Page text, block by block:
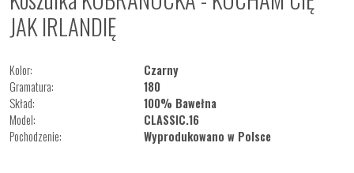
JAK IRLANDIĘ
Kolor:
Czarny
Gramatura:
180
Skład:
100% Bawełna
Model:
CLASSIC.16
Pochodzenie:
Wyprodukowano w Polsce